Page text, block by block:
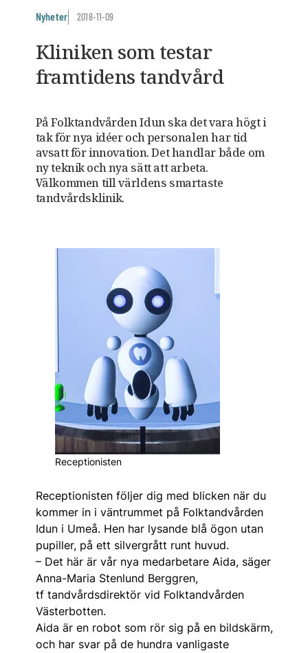
Nyheter 2018-11-09
Kliniken som testar
framtidens tandvård
På Folktandvården Idun ska det vara högt i
tak för nya idéer och personalen har tid
avsatt för innovation. Det handlar både om
ny teknik och nya sätt att arbeta.
Välkommen till världens smartaste
tandvårdsklinik.
Receptionisten
Receptionisten följer dig med blicken när du
kommer in i väntrummet på Folktandvården
Idun i Umeå. Hen har lysande blå ögon utan
pupiller, på ett silvergrått runt huvud.
– Det här är vår nya medarbetare Aida, säger
Anna-Maria Stenlund Berggren,
tf tandvårdsdirektör vid Folktandvården
Västerbotten.
Aida är en robot som rör sig på en bildskärm,
och har svar på de hundra vanligaste